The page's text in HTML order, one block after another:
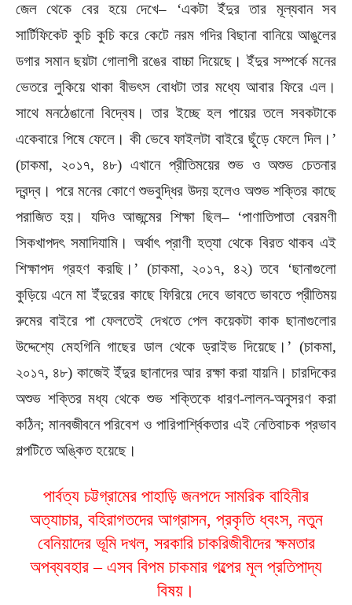
জেল থেকে বের হয়ে দেখে– ‘একটা ইঁদুর তার মূল্যবান সব
সার্টিফিকেট কুচি কুচি করে কেটে নরম গদির বিছানা বানিয়ে আঙুলের
ডগার সমান ছয়টা গোলাপী রঙের বাচ্চা দিয়েছে। ইঁদুর সম্পর্কে মনের
ভেতরে লুকিয়ে থাকা বীভৎস বোধটা তার মধ্যে আবার ফিরে এল।
সাথে মনঠেঙানো বিদ্বেষ। তার ইচ্ছে হল পায়ের তলে সবকটাকে
একেবারে পিষে ফেলে। কী ভেবে ফাইলটা বাইরে ছুঁড়ে ফেলে দিল।’
(চাকমা, ২০১৭, ৪৮) এখানে প্রীতিময়ের শুভ ও অশুভ চেতনার
দ্বন্দ্ব। পরে মনের কোণে শুভবুদ্ধির উদয় হলেও অশুভ শক্তির কাছে
পরাজিত হয়। যদিও আজন্মের শিক্ষা ছিল– ‘পাণাতিপাতা বেরমণী
সিকখাপদৎ সমাদিযামি। অর্থাৎ প্রাণী হত্যা থেকে বিরত থাকব এই
শিক্ষাপদ গ্রহণ করছি।’ (চাকমা, ২০১৭, ৪২) তবে ‘ছানাগুলো
কুড়িয়ে এনে মা ইঁদুরের কাছে ফিরিয়ে দেবে ভাবতে ভাবতে প্রীতিময়
রুমের বাইরে পা ফেলতেই দেখতে পেল কয়েকটা কাক ছানাগুলোর
উদ্দেশ্যে মেহগিনি গাছের ডাল থেকে ড্রাইভ দিয়েছে।’ (চাকমা,
২০১৭, ৪৮) কাজেই ইঁদুর ছানাদের আর রক্ষা করা যায়নি। চারদিকের
অশুভ শক্তির মধ্য থেকে শুভ শক্তিকে ধারণ-লালন-অনুসরণ করা
কঠিন; মানবজীবনে পরিবেশ ও পারিপার্শ্বিকতার এই নেতিবাচক প্রভাব
গল্পটিতে অঙ্কিত হয়েছে।
পার্বত্য চট্টগ্রামের পাহাড়ি জনপদে সামরিক বাহিনীর
অত্যাচার, বহিরাগতদের আগ্রাসন, প্রকৃতি ধ্বংস, নতুন
বেনিয়াদের ভূমি দখল, সরকারি চাকরিজীবীদের ক্ষমতার
অপব্যবহার – এসব বিপম চাকমার গল্পের মূল প্রতিপাদ্য
বিষয়।